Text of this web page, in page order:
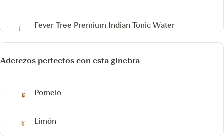
Fever Tree Premium Indian Tonic Water
Aderezos perfectos con esta ginebra
Pomelo
Limón